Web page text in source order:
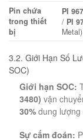
Pin chứa
trong thiết
bị
PI 967
/ PI
Metal)
3.2. Giới Hạn Số
SOC)
Giới hạn SOC:
3480) vận
30% dung
Sự cấm đoán: